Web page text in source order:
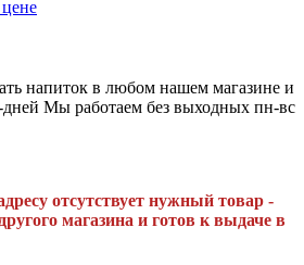
напиток в любом нашем магазине и
дней Мы работаем без выходных пн-вс
отсутствует нужный товар -
магазина и готов к выдаче в